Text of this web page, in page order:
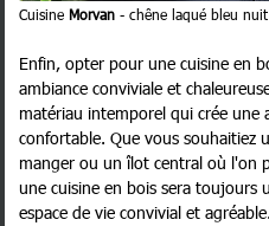
Cuisine Morvan - chêne laqué bleu nuit
Enfin, opter pour une cuisine en
ambiance conviviale et
matériau intemporel qui crée une
confortable. Que vous souhaitiez
manger ou un îlot central où l'on
une cuisine en bois sera toujours
espace de vie convivial et agréable.